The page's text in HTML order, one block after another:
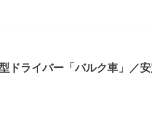
ドライバー「バルク車」／